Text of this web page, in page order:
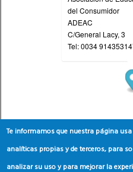
Te informamos que nuestra página
analíticas propias y de terceros, para
analizar su uso y para mejorar la